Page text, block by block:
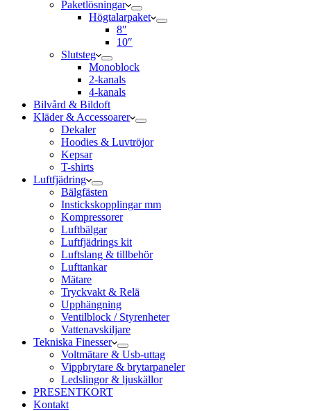
Paketlösningar
Högtalarpaket
8″
10″
Slutsteg
Monoblock
2-kanals
4-kanals
Bilvård & Bildoft
Kläder & Accessoarer
Dekaler
Hoodies & Luvtröjor
Kepsar
T-shirts
Luftfjädring
Bälgfästen
Instickskopplingar mm
Kompressorer
Luftbälgar
Luftfjädrings kit
Luftslang & tillbehör
Lufttankar
Mätare
Tryckvakt & Relä
Upphängning
Ventilblock / Styrenheter
Vattenavskiljare
Tekniska Finesser
Voltmätare & Usb-uttag
Vippbrytare & brytarpaneler
Ledslingor & ljuskällor
PRESENTKORT
Kontakt